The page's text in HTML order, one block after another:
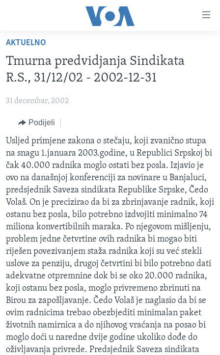
glavni
sadržaj
Pređi
na
glavnu
pretragu
VIJESTI
SJEDINJENE AMERIČKE DRŽAVE
BOSNA I HERCEGOVINA
SVIJET
NAUKA I TEHNOLOGIJA
SPECIJALNI PROJEKTI
KORUPCIJA
SLOBODA MEDIJA
ŽENSKA STRANA
IZBJEGLIČKA STRANA
MAGAZIN
O GLASU AMERIKE
Learning English
PRATITE NAS
Jezici
AKTUELNO
Tmurna predvidjanja Sindikata
R.S., 31/12/02 - 2002-12-31
31 decembar, 2002
Podijeli
Usljed primjene zakona o stečaju, koji zvanično stupa
na snagu 1.januara 2003.godine, u Republici Srpskoj bi
čak 40.000 radnika moglo ostati bez posla. Izjavio je
ovo na današnjoj konferenciji za novinare u Banjaluci,
predsjednik Saveza sindikata Republike Srpske, Čedo
Volaš. On je precizirao da bi za zbrinjavanje radnik, koji
ostanu bez posla, bilo potrebno izdvojiti minimalno 74
miliona konvertibilnih maraka. Po njegovom mišljenju,
problem jedne četvrtine ovih radnika bi mogao biti
riješen povezivanjem staža radnika koji su već stekli
uslove za penziju, drugoj četvrtini bi bilo potrebno dati
adekvatne otpremnine dok bi se oko 20.000 radnika,
koji ostanu bez posla, moglo privremeno zbrinuti na
Birou za zapošljavanje. Čedo Volaš je naglasio da bi se
ovim radnicima trebao obezbjediti minimalan paket
životnih namirnica a do njihovog vraćanja na posao bi
moglo doći u naredne dvije godine ukoliko dođe do
oživljavanja privrede. Predsjednik Saveza sindikata